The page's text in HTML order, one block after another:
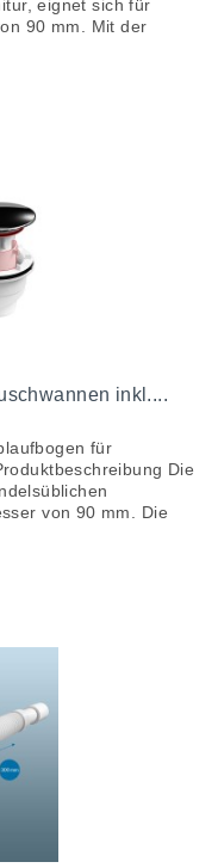
eignet sich für
90 mm. Mit der
inkl....
für
Die
von 90 mm. Die